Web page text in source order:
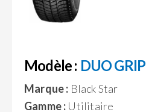
Modèle : DUO GRIP
Marque : Black Star
Gamme : Utilitaire